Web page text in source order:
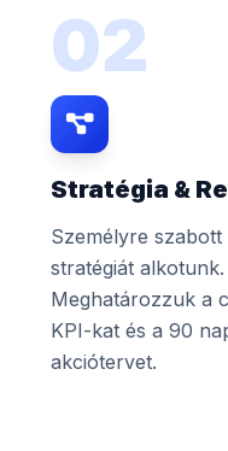
02
Stratégia &
Személyre
stratégiát alkotunk.
Meghatározzuk a
KPI-kat és a 90
akciótervet.